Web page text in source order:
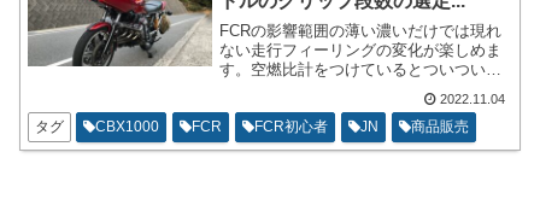
FCRの影響範囲の薄い濃いだけでは現れ
ない走行フィーリングの変化が楽しめま
す。空燃比計をつけているとついつい数
ど、エンジンの吹け上がりの特性などを
考えると数値に現れにくい所があると思
っています。簡単にいうとクリップ段数
2022.11.04
タグ CBX1000 FCR FCR初心者 JN 商品販売